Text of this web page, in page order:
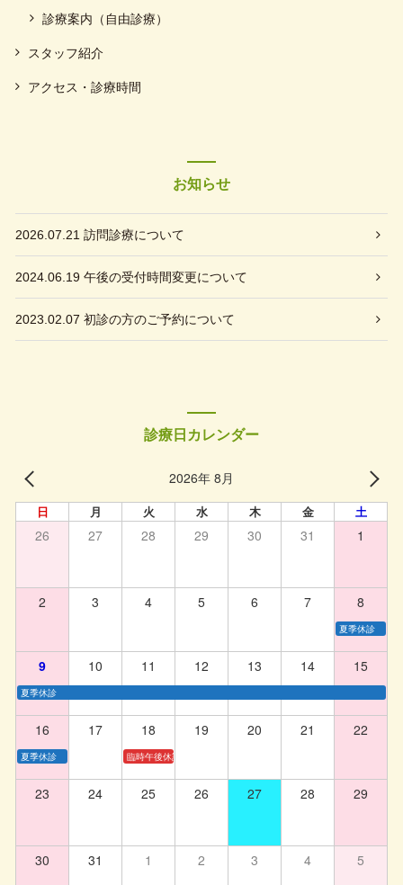
診療案内（自由診療）
スタッフ紹介
アクセス・診療時間
お知らせ
2026.07.21 訪問診療について
2024.06.19 午後の受付時間変更について
2023.02.07 初診の方のご予約について
診療日カレンダー
2026年 8月
日 月 火 水 木 金 土
26 27 28 29 30 31 1
2 3 4 5 6 7 8
夏季休診
9 10 11 12 13 14 15
夏季休診
16 17 18 19 20 21 22
夏季休診 臨時午後休診
23 24 25 26 27 28 29
30 31 1 2 3 4 5